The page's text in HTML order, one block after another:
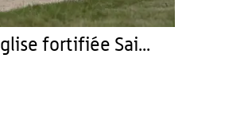
fortifiée Sai...